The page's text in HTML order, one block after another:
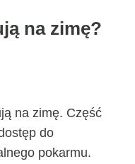
na zimę?
na zimę. Część
do
pokarmu.